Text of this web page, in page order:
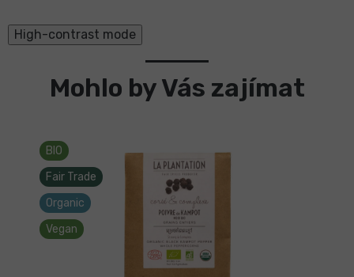
High-contrast mode
Mohlo by Vás zajímat
BIO
Fair Trade
Organic
Vegan